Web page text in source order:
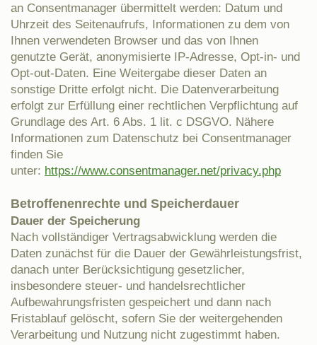
an Consentmanager übermittelt werden: Datum und
Uhrzeit des Seitenaufrufs, Informationen zu dem von
Ihnen verwendeten Browser und das von Ihnen
genutzte Gerät, anonymisierte IP-Adresse, Opt-in- und
Opt-out-Daten. Eine Weitergabe dieser Daten an
sonstige Dritte erfolgt nicht. Die Datenverarbeitung
erfolgt zur Erfüllung einer rechtlichen Verpflichtung auf
Grundlage des Art. 6 Abs. 1 lit. c DSGVO. Nähere
Informationen zum Datenschutz bei Consentmanager
finden Sie
unter: https://www.consentmanager.net/privacy.php
Betroffenenrechte und Speicherdauer
Dauer der Speicherung
Nach vollständiger Vertragsabwicklung werden die
Daten zunächst für die Dauer der Gewährleistungsfrist,
danach unter Berücksichtigung gesetzlicher,
insbesondere steuer- und handelsrechtlicher
Aufbewahrungsfristen gespeichert und dann nach
Fristablauf gelöscht, sofern Sie der weitergehenden
Verarbeitung und Nutzung nicht zugestimmt haben.